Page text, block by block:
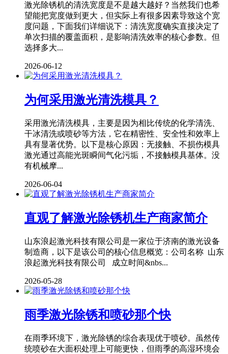
激光除锈机的清洗宽度是不是越大越好？当然我们也希
望能把宽度做到更大，但实际上有很多因素导致这个宽
度问题，下面我们详细说下：清洗宽度确实直接决定了
单次扫描的覆盖面积，是影响清洗效率的核心参数。但
选择多大...
2026-06-12
为何采用激光清洗模具？
采用激光清洗模具，主要是因为相比传统的化学清洗、
干冰清洗或喷砂等方法，它在精密性、安全性和效率上
具有显著优势。以下是核心原因：无接触、不损伤模具
激光通过高能光斑瞬间气化污垢，不接触模具基体。没
有机械摩...
2026-06-04
直观了解激光除锈机生产商家简介
山东浪起激光科技有限公司是一家位于济南的激光设备
制造商，以下是该公司的核心信息概览：公司名称 山东
浪起激光科技有限公司 成立时间&nbs...
2026-05-28
雨季激光除锈和喷砂那个快
在雨季环境下，激光除锈的综合表现优于喷砂。虽然传
统喷砂在大面积处理上可能更快，但雨季的高湿环境会